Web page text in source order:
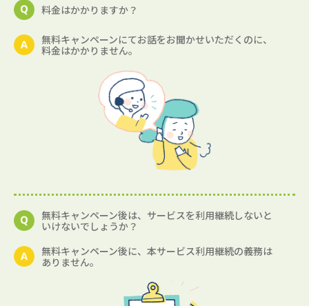
料金はかかりますか？
無料キャンペーンにてお話をお聞かせいただくのに、
料金はかかりません。
無料キャンペーン後は、サービスを利用継続しないと
いけないでしょうか？
無料キャンペーン後に、本サービス利用継続の義務は
ありません。